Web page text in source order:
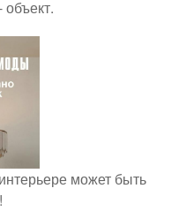
может быть